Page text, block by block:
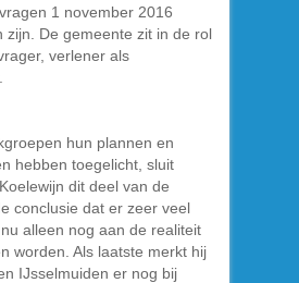
1 november 2016
zijn. De gemeente zit in de rol
verlener als
hun plannen en
hebben toegelicht, sluit
dit deel van de
conclusie dat er zeer veel
alleen nog aan de realiteit
worden. Als laatste merkt hij
IJsselmuiden er nog bij